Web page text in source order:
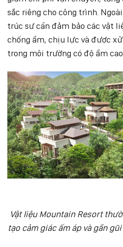
sắc riêng cho công trình.
trúc sư cần đảm bảo các vật
chống ẩm, chịu lực và được
trong môi trường có độ ẩm cao.
Vật liệu Mountain Resort
tạo cảm giác ấm áp và gần